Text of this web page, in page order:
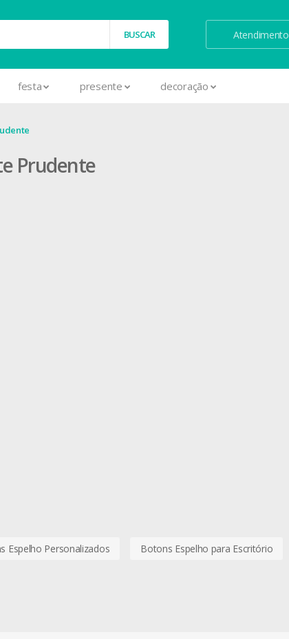
Atendimento
festa presente decoração
Prudente
Espelho Personalizados Botons Espelho para Escritório